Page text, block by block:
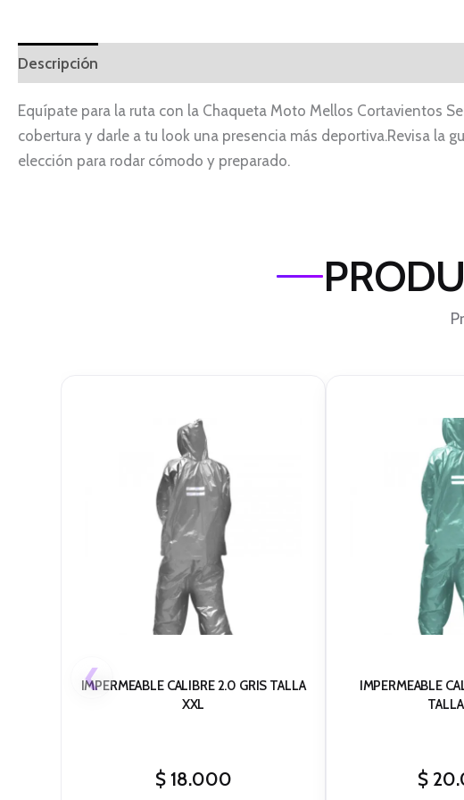
Descripción
Equípate para la ruta con la Chaqueta Moto Mellos Cortavientos
cobertura y darle a tu look una presencia más deportiva.Revisa la
elección para rodar cómodo y preparado.
IMPERMEABLE CALIBRE 2.0 GRIS TALLA
XXL
$18.000
IMPERMEABLE
$
❮